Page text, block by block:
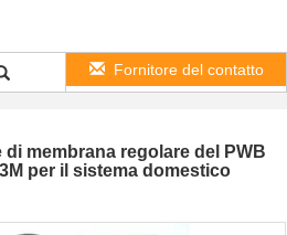
Fornitore del contatto
membrana regolare del PWB
per il sistema domestico